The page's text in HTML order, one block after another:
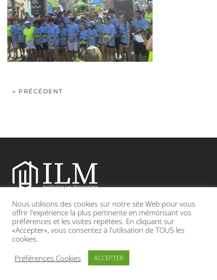
« PRÉCÉDENT
Etablissement catholique sous contrat d’association avec l’Etat
Adresse : 19, Grande rue 69420 CONDRIEU
INFOS LÉGALES POLITIQUE DE CONFIDENTIALITÉ
Nous utilisons des cookies sur notre site Web pour vous
offrir l'expérience la plus pertinente en mémorisant vos
préférences et les visites répétées. En cliquant sur
«Accepter», vous consentez à l'utilisation de TOUS les
cookies.
Préférences Cookies
ACCEPTER